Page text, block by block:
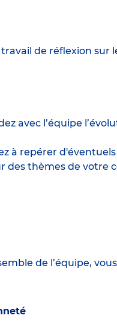
de réflexion sur
avec l’équipe
à repérer
des thèmes de votre
de l’équipe,